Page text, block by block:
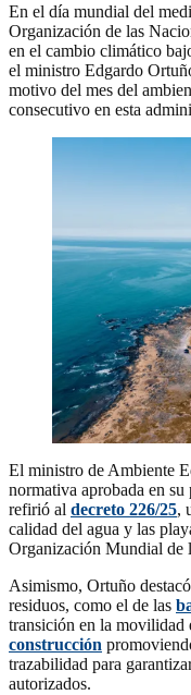
En el día mundial del
Organización de las
en el cambio climático
el ministro Edgardo
motivo del mes del
consecutivo en esta
El ministro de Ambiente
normativa aprobada en su
refirió al decreto 226/25,
calidad del agua y las
Organización Mundial de
Asimismo, Ortuño
residuos, como el de las
transición en la movilidad
construcción
trazabilidad para
autorizados.